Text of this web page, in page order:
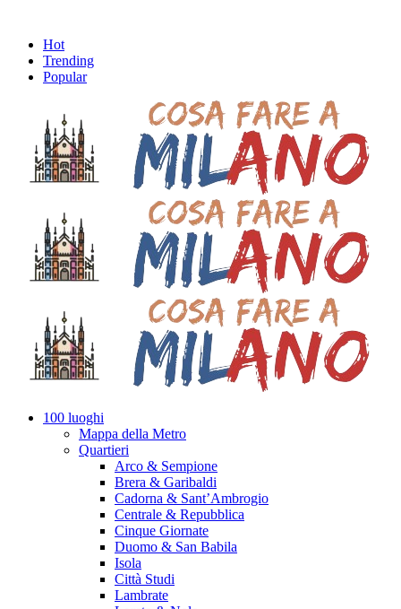
Hot
Trending
Popular
100 luoghi
Mappa della Metro
Quartieri
Arco & Sempione
Brera & Garibaldi
Cadorna & Sant’Ambrogio
Centrale & Repubblica
Cinque Giornate
Duomo & San Babila
Isola
Città Studi
Lambrate